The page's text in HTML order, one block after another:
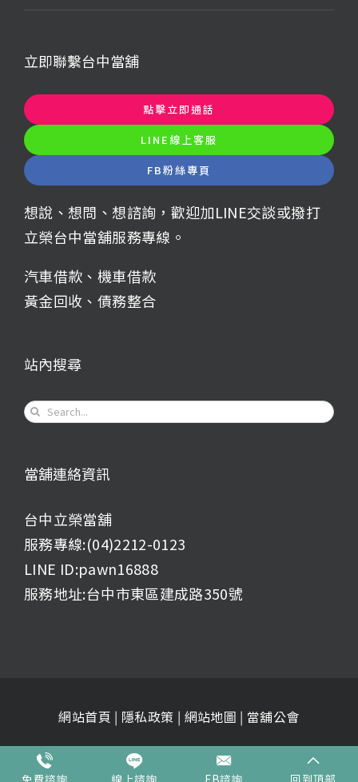
立即聯繫台中當舖
點擊立即通話
LINE線上客服
FB粉絲專頁
想說、想問、想諮詢，歡迎加LINE交談或撥打
立榮台中當舖服務專線。
汽車借款 、 機車借款
黃金回收 、 債務整合
站內搜尋
Search
當舖連絡資訊
台中立榮當舖
服務專線:(04)2212-0123
LINE ID:pawn16888
服務地址:台中市東區建成路350號
網站首頁 | 隱私政策 | 網站地圖 | 當舖公會
© 2018立榮當舖| All Rights Reserved